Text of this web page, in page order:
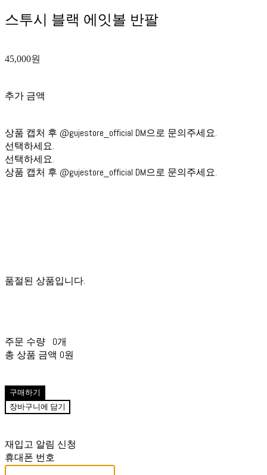
스투시 블랙 에잇볼 반팔
45,000원
추가 금액
상품 캡처 후 @gujestore_official DM으로 문의주세요.
선택하세요.
선택하세요.
상품 캡처 후 @gujestore_official DM으로 문의주세요.
품절된 상품입니다.
주문 수량
0개
총 상품 금액 0원
구매하기
장바구니에 담기
재입고 알림 신청
휴대폰 번호